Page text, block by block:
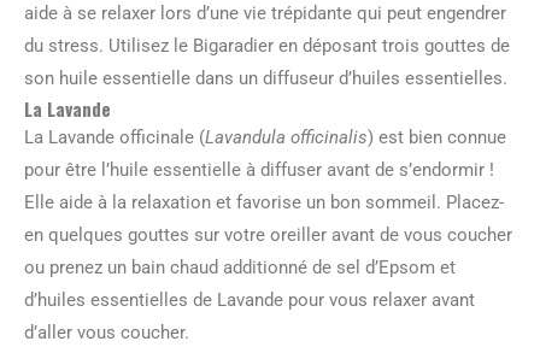
aide à se relaxer lors d’une vie trépidante qui peut engendrer
du stress. Utilisez le Bigaradier en déposant trois gouttes de
son huile essentielle dans un diffuseur d’huiles essentielles.
La Lavande
La Lavande officinale (Lavandula officinalis) est bien connue
pour être l’huile essentielle à diffuser avant de s’endormir !
Elle aide à la relaxation et favorise un bon sommeil. Placez-
en quelques gouttes sur votre oreiller avant de vous coucher
ou prenez un bain chaud additionné de sel d’Epsom et
d’huiles essentielles de Lavande pour vous relaxer avant
d’aller vous coucher.